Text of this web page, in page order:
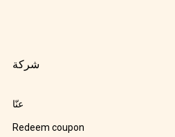
شركة
عنّا
Redeem coupon